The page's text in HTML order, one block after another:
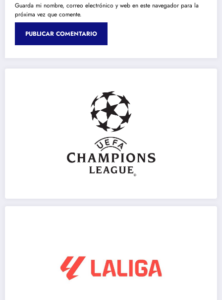
Guarda mi nombre, correo electrónico y web en este navegador para la
próxima vez que comente.